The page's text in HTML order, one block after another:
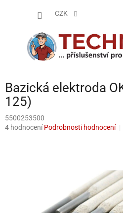
CZK
Bazická elektroda
125)
5500253500
Průměrné
4 hodnocení Podrobnosti hodnocení